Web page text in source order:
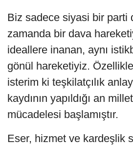
Biz sadece siyasi bir parti
zamanda bir dava
ideallere inanan, aynı
gönül hareketiyiz.
isterim ki teşkilatçılık
kaydının yapıldığı an
mücadelesi başlamıştır.
Eser, hizmet ve kardeşlik